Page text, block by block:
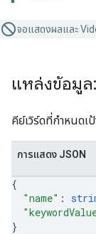
จอแสดงผลและ
แหล่งข้อมูล
คีย์เวิร์ดที่กําหนดเ
การแสดง JSON
{
"name" :
}